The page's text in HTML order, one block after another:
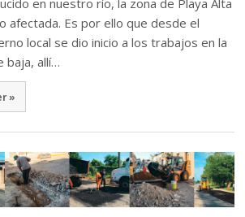
afectada. Es por ello que desde el
local se dio inicio a los trabajos en la
baja, allí…
»